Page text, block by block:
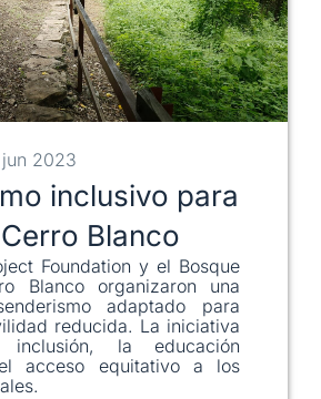
inclusivo para
Blanco
Foundation y el Bosque
Blanco organizaron una
adaptado para
reducida. La iniciativa
la educación
acceso equitativo a los
2023